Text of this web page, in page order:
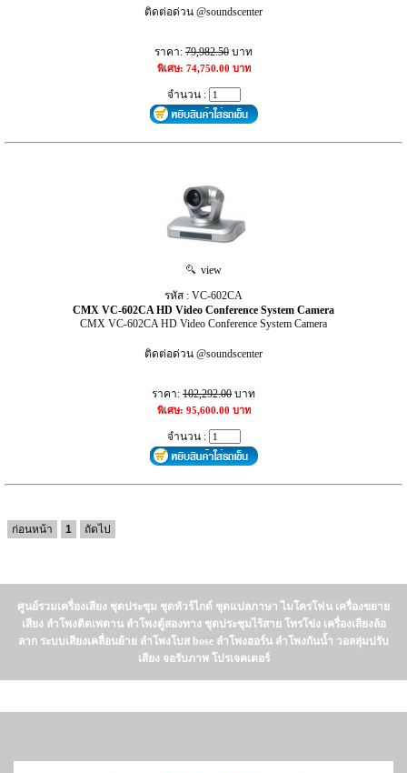
ติดต่อด่วน @soundscenter
ราคา: 79,982.50 บาท
พิเศษ: 74,750.00 บาท
จำนวน :
view
รหัส : VC-602CA
CMX VC-602CA HD Video Conference System Camera
CMX VC-602CA HD Video Conference System Camera
ติดต่อด่วน @soundscenter
ราคา: 102,292.00 บาท
พิเศษ: 95,600.00 บาท
จำนวน :
ก่อนหน้า 1 ถัดไป
ศูนย์รวมเครื่องเสียง ชุดประชุม ชุดทัวร์ไกด์ ชุดแปลภาษา ไมโครโฟน เครื่องขยาย
เสียง ลำโพงติดเพดาน ลำโพงตู้สองทาง ชุดประชุมไร้สาย โทรโข่ง เครื่องเสียงล้อ
ลาก ระบบเสียงเคลื่อนย้าย ลำโพงโบส bose ลำโพงฮอร์น ลำโพงกันน้ำ วอลลุ่มปรับ
เสียง จอรับภาพ โปรเจคเตอร์